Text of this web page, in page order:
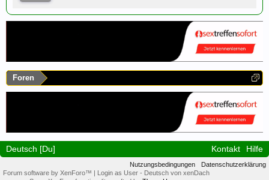
Foren
Deutsch [Du] Kontakt Hilfe
Nutzungsbedingungen
Datenschutzerklärung
Forum software by XenForo™ | Login as User - Deutsch von xenDach